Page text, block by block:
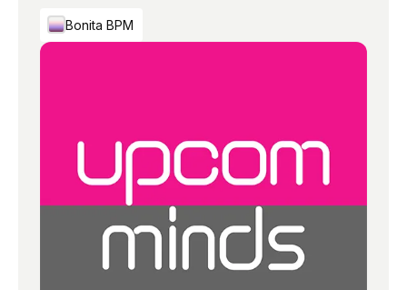
Bonita BPM